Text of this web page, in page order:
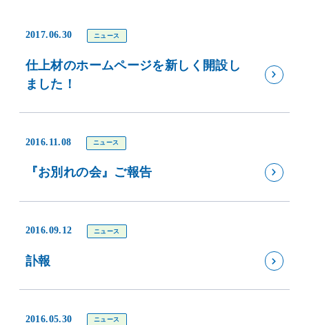
2017.06.30 ニュース
仕上材のホームページを新しく開設し
ました！
2016.11.08 ニュース
『お別れの会』ご報告
2016.09.12 ニュース
訃報
2016.05.30 ニュース